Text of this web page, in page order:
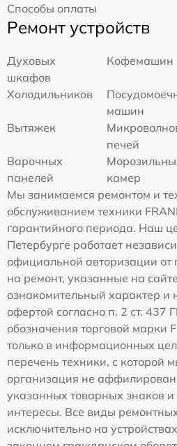
Способы оплаты
Ремонт устройств
Духовых
шкафов
Кофемашин
Холодильников
машин
Вытяжек
печей
Варочных
панелей
камер
Мы занимаемся ремонтом и
обслуживанием техники
гарантийного периода. Наш
Петербурге работает
официальной авторизации от
на ремонт, указанные на
ознакомительный характер и
офертой согласно п. 2 ст. 437
обозначения торговой марки
только в информационных
перечень техники, с которой
организация не
указанных товарных знаков и
интересы. Все виды
исключительно на